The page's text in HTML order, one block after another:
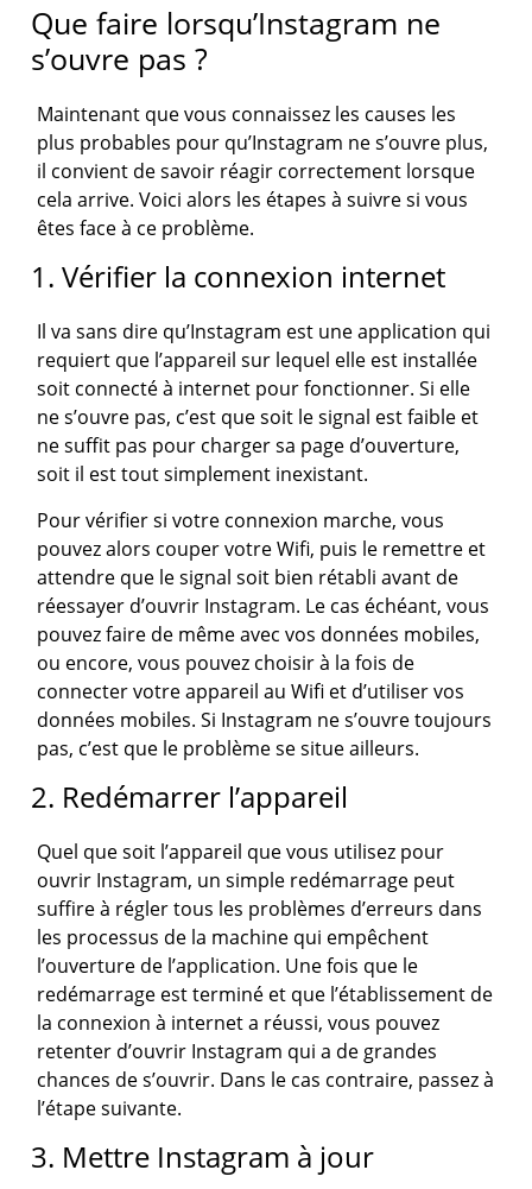
Que faire lorsqu’Instagram ne
s’ouvre pas ?
Maintenant que vous connaissez les causes les
plus probables pour qu’Instagram ne s’ouvre plus,
il convient de savoir réagir correctement lorsque
cela arrive. Voici alors les étapes à suivre si vous
êtes face à ce problème.
1. Vérifier la connexion internet
Il va sans dire qu’Instagram est une application qui
requiert que l’appareil sur lequel elle est installée
soit connecté à internet pour fonctionner. Si elle
ne s’ouvre pas, c’est que soit le signal est faible et
ne suffit pas pour charger sa page d’ouverture,
soit il est tout simplement inexistant.
Pour vérifier si votre connexion marche, vous
pouvez alors couper votre Wifi, puis le remettre et
attendre que le signal soit bien rétabli avant de
réessayer d’ouvrir Instagram. Le cas échéant, vous
pouvez faire de même avec vos données mobiles,
ou encore, vous pouvez choisir à la fois de
connecter votre appareil au Wifi et d’utiliser vos
données mobiles. Si Instagram ne s’ouvre toujours
pas, c’est que le problème se situe ailleurs.
2. Redémarrer l’appareil
Quel que soit l’appareil que vous utilisez pour
ouvrir Instagram, un simple redémarrage peut
suffire à régler tous les problèmes d’erreurs dans
les processus de la machine qui empêchent
l’ouverture de l’application. Une fois que le
redémarrage est terminé et que l’établissement de
la connexion à internet a réussi, vous pouvez
retenter d’ouvrir Instagram qui a de grandes
chances de s’ouvrir. Dans le cas contraire, passez à
l’étape suivante.
3. Mettre Instagram à jour